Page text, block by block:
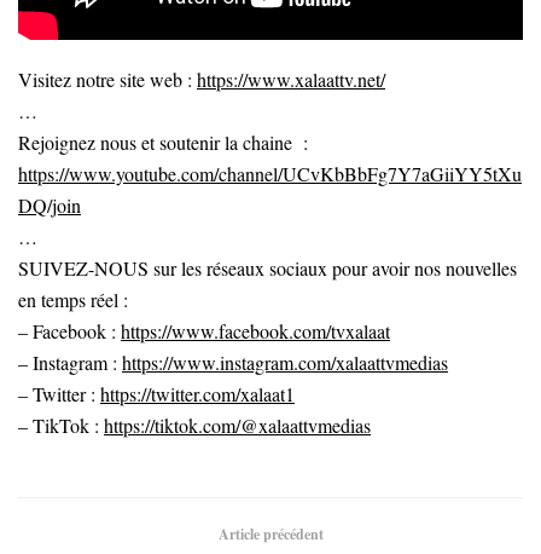
Visitez notre site web : https://www.xalaattv.net/
…
Rejoignez nous et soutenir la chaine :
https://www.youtube.com/channel/UCvKbBbFg7Y7aGiiYY5tXu
DQ/join
…
SUIVEZ-NOUS sur les réseaux sociaux pour avoir nos nouvelles
en temps réel :
– Facebook : https://www.facebook.com/tvxalaat
– Instagram : https://www.instagram.com/xalaattvmedias
– Twitter : https://twitter.com/xalaat1
– TikTok : https://tiktok.com/@xalaattvmedias
Article précédent